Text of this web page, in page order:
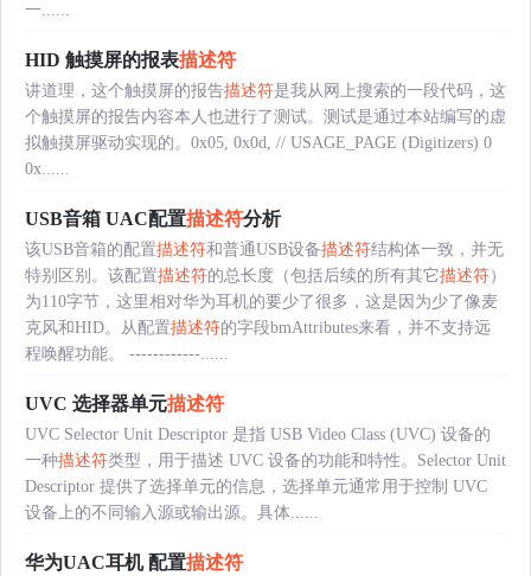
一......
HID 触摸屏的报表描述符
讲道理，这个触摸屏的报告描述符是我从网上搜索的一段代码，这
个触摸屏的报告内容本人也进行了测试。测试是通过本站编写的虚
拟触摸屏驱动实现的。0x05, 0x0d, // USAGE_PAGE (Digitizers) 0
0x......
USB音箱 UAC配置描述符分析
该USB音箱的配置描述符和普通USB设备描述符结构体一致，并无
特别区别。该配置描述符的总长度（包括后续的所有其它描述符）
为110字节，这里相对华为耳机的要少了很多，这是因为少了像麦
克风和HID。从配置描述符的字段bmAttributes来看，并不支持远
程唤醒功能。 ------------......
UVC 选择器单元描述符
UVC Selector Unit Descriptor 是指 USB Video Class (UVC) 设备的
一种描述符类型，用于描述 UVC 设备的功能和特性。Selector Unit
Descriptor 提供了选择单元的信息，选择单元通常用于控制 UVC
设备上的不同输入源或输出源。具体......
华为UAC耳机 配置描述符